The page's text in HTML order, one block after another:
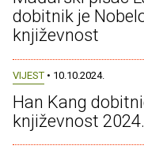
dobitnik je
književnost
VIJEST • 10.10.2024.
Han Kang
književnost 2024.